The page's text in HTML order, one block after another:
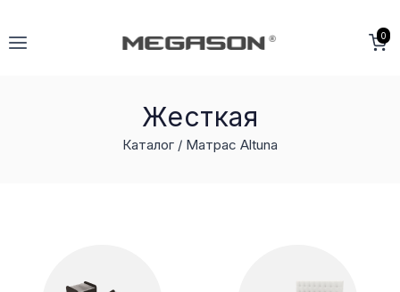
0
Жесткая
Каталог / Матрас Altuna